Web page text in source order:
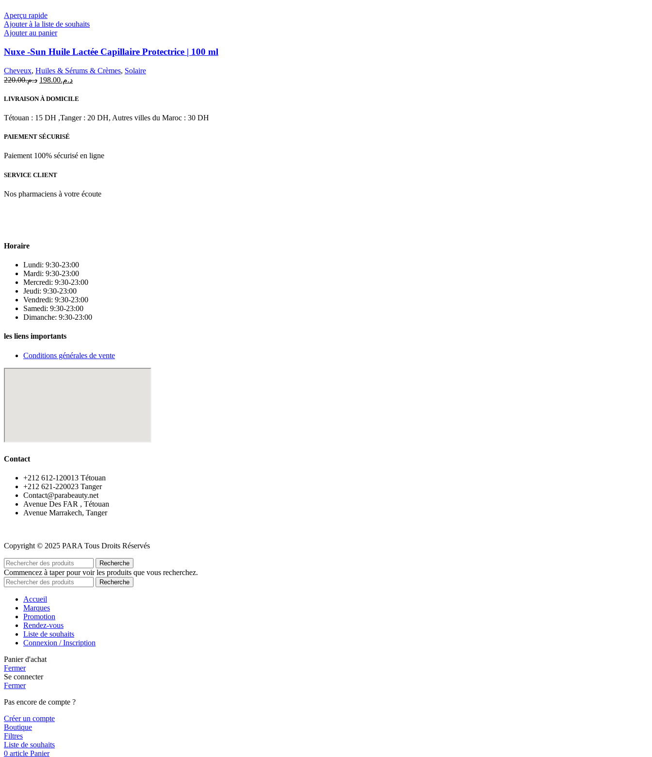
Aperçu rapide
Ajouter à la liste de souhaits
Ajouter au panier
Nuxe -Sun Huile Lactée Capillaire Protectrice | 100 ml
Cheveux, Huiles & Sérums & Crèmes, Solaire
د.م.220.00
Le
initial
د.م.198.00
Le
actuel
د.م.198.00.
LIVRAISON À DOMICILE
Tétouan : 15 DH ,Tanger : 20 DH, Autres villes du Maroc : 30 DH
PAIEMENT SÉCURISÉ
Paiement 100% sécurisé en ligne
SERVICE CLIENT
Nos pharmaciens à votre écoute
Horaire
Lundi: 9:30-23:00
Mardi: 9:30-23:00
Mercredi: 9:30-23:00
Jeudi: 9:30-23:00
Vendredi: 9:30-23:00
Samedi: 9:30-23:00
Dimanche: 9:30-23:00
les liens importants
Conditions générales de vente
Contact
‪+212 612-120013 Tétouan
‪+212 621-220023 Tanger
Contact@parabeauty.net
Avenue Des FAR , Tétouan
Avenue Marrakech, Tanger
Copyright © 2025 PARA Tous Droits Réservés
Recherche
Commencez à taper pour voir les produits que vous recherchez.
Recherche
Accueil
Marques
Promotion
Rendez-vous
Liste de souhaits
Connexion / Inscription
Panier d'achat
Fermer
Se connecter
Fermer
Pas encore de compte ?
Créer un compte
Boutique
Filtres
Liste de souhaits
0 article Panier